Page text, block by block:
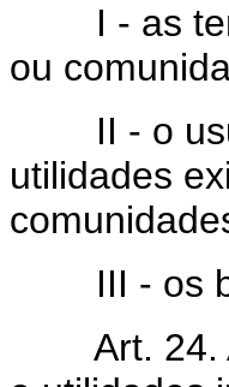
I - as
ou
II - o
utilidades
III - os
Art. 24. A